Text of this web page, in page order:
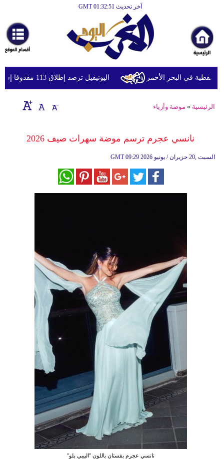
آخر تحديث GMT 01:32:51
أخبارعاجلة
رياضة
ثقافة
إقتصاد
وموسيقى
البرلمان
المغربي
إسلامية
وتكنولوجيا
اليونيفيل ترصد إطلاق 113 مقذوفا إسرائيليا على لبنان خلال يوم واحد في البحر الأحمر
الرئيسية » موضة وأزياء
نانسي عجرم ترسم موضة سهرات صيف 2026
GMT 09:29 2026 السبت ,20 حزيران / يونيو
نانسي عجرم بفستان باللون "البيبي بلو"